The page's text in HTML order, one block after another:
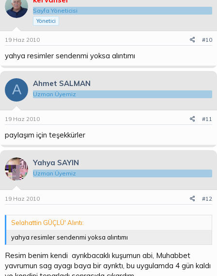
Sayfa Yöneticisi
Yönetici
19 Haz 2010 #10
yahya resimler sendenmi yoksa alıntımı
A Ahmet SALMAN
Uzman Üyemiz
19 Haz 2010 #11
paylaşım için teşekkürler
Yahya SAYIN
Uzman Üyemiz
19 Haz 2010 #12
Selahattin GÜÇLÜ' Alıntı:
yahya resimler sendenmi yoksa alıntımı
Resim benim kendi ayrıkbacaklı kuşumun abi, Muhabbet
yavrumun sag ayagı baya bir ayrıktı, bu uygulamda 4 gün kaldı